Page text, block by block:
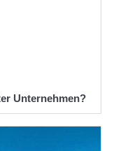
Unternehmen?